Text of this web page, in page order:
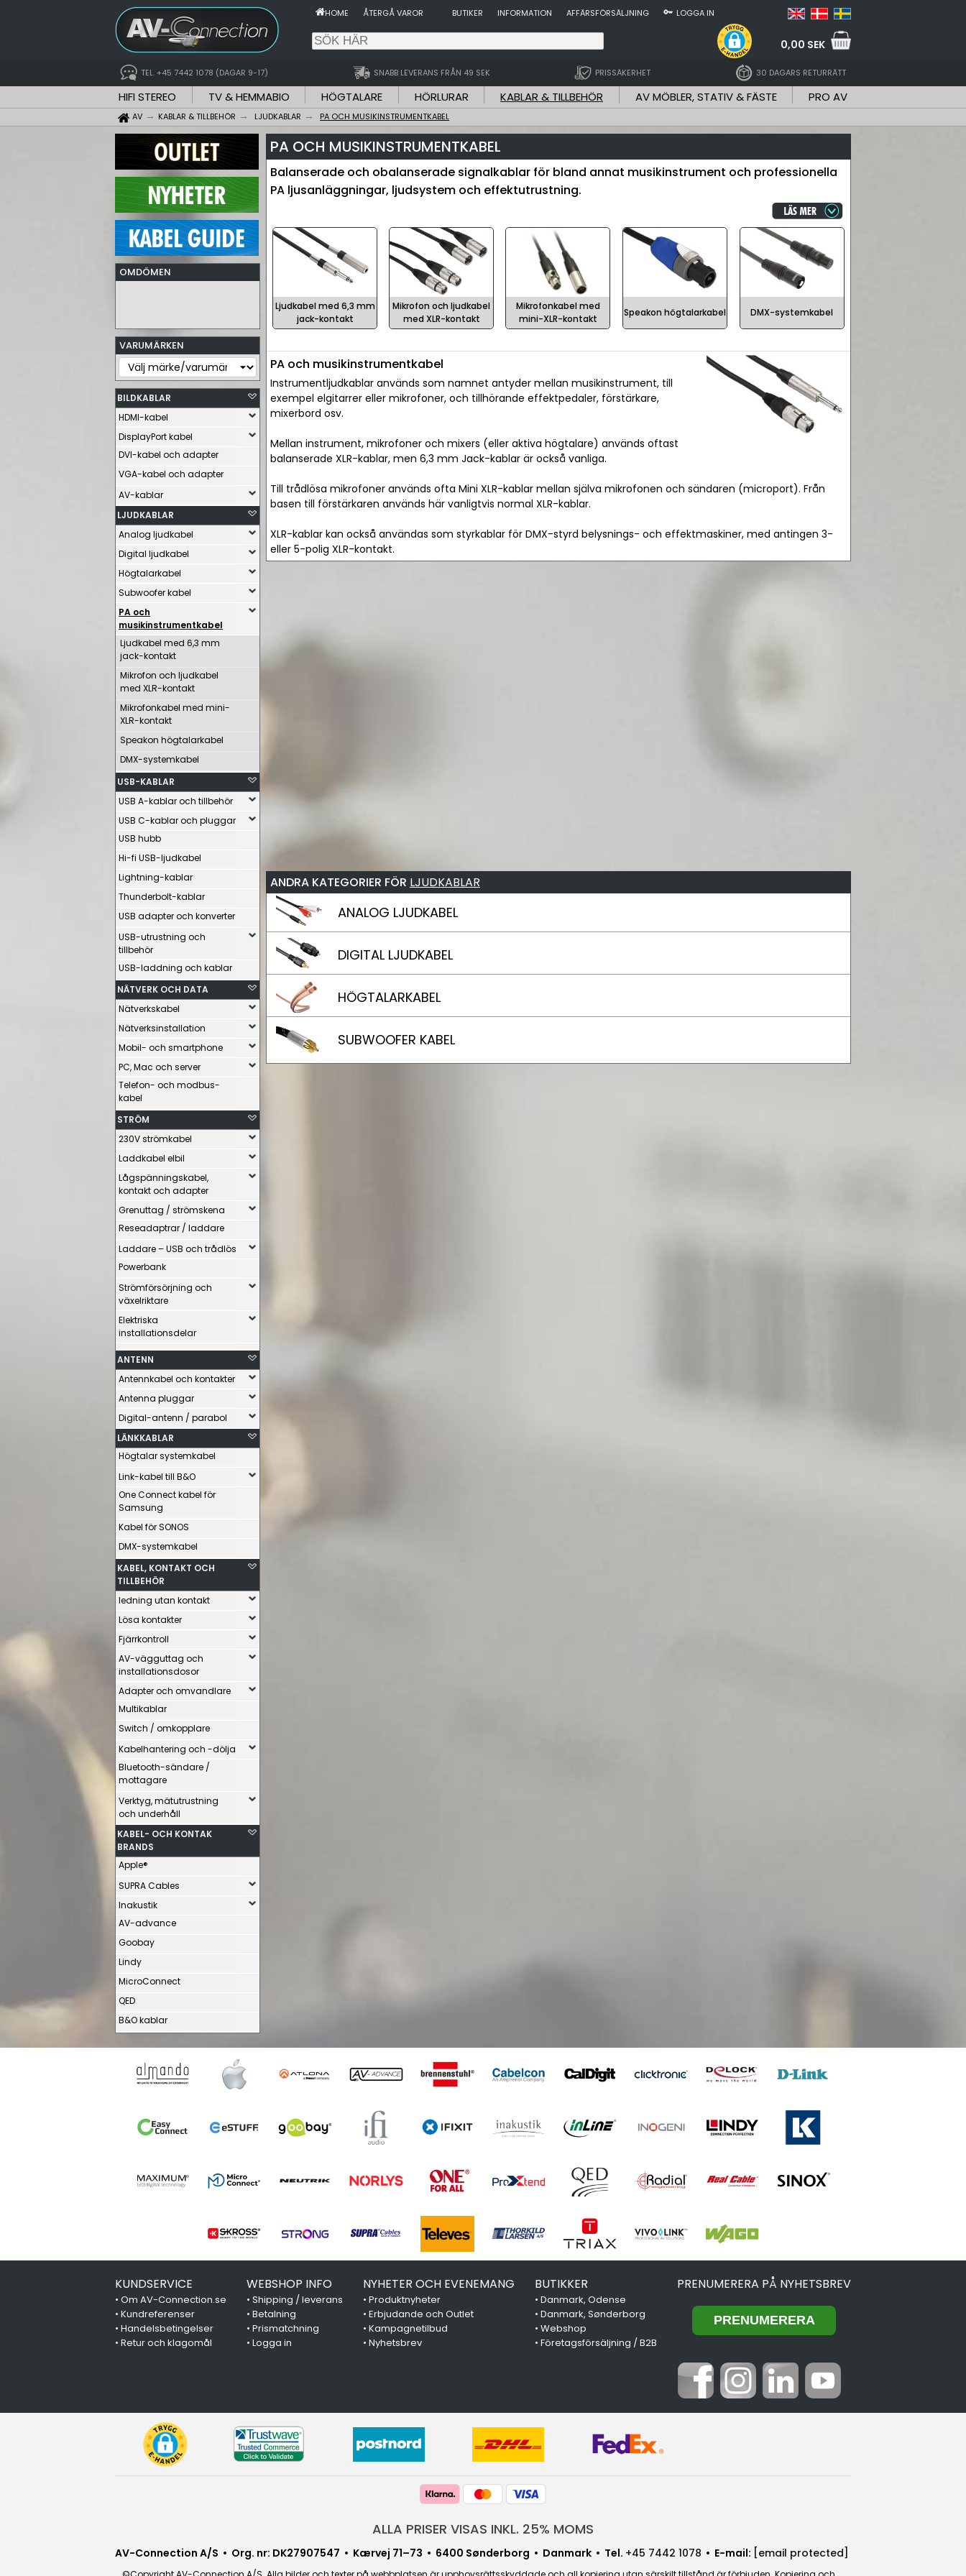
HOME ÅTERGÅ VAROR BUTIKER INFORMATION AFFÄRSFÖRSÄLJNING LOGGA IN
0,00 SEK
TEL. +45 7442 1078 (DAGAR 9-17) SNABB LEVERANS FRÅN 49 SEK PRISSÄKERHET 30 DAGARS RETURRÄTT
HIFI STEREO TV & HEMMABIO HÖGTALARE HÖRLURAR KABLAR & TILLBEHÖR AV MÖBLER, STATIV & FÄSTE PRO AV
AV KABLAR & TILLBEHÖR LJUDKABLAR PA OCH MUSIKINSTRUMENTKABEL
OMDÖMEN
VARUMÄRKEN
BILDKABLAR
HDMI-kabel
DisplayPort kabel
DVI-kabel och adapter
VGA-kabel och adapter
AV-kablar
LJUDKABLAR
Analog ljudkabel
Digital ljudkabel
Högtalarkabel
Subwoofer kabel
PA och
musikinstrumentkabel
Ljudkabel med 6,3 mm
jack-kontakt
Mikrofon och ljudkabel
med XLR-kontakt
Mikrofonkabel med mini-
XLR-kontakt
Speakon högtalarkabel
DMX-systemkabel
USB-KABLAR
USB A-kablar och tillbehör
USB C-kablar och pluggar
USB hubb
Hi-fi USB-ljudkabel
Lightning-kablar
Thunderbolt-kablar
USB adapter och konverter
USB-utrustning och
tillbehör
USB-laddning och kablar
NÄTVERK OCH DATA
Nätverkskabel
Nätverksinstallation
Mobil- och smartphone
PC, Mac och server
Telefon- och modbus-
kabel
STRÖM
230V strömkabel
Laddkabel elbil
Lågspänningskabel,
kontakt och adapter
Grenuttag / strömskena
Reseadaptrar / laddare
Laddare – USB och trådlös
Powerbank
Strömförsörjning och
växelriktare
Elektriska
installationsdelar
ANTENN
Antennkabel och kontakter
Antenna pluggar
Digital-antenn / parabol
LÄNKKABLAR
Högtalar systemkabel
Link-kabel till B&O
One Connect kabel för
Samsung
Kabel för SONOS
DMX-systemkabel
KABEL, KONTAKT OCH
TILLBEHÖR
ledning utan kontakt
Lösa kontakter
Fjärrkontroll
AV-vägguttag och
installationsdosor
Adapter och omvandlare
Multikablar
Switch / omkopplare
Kabelhantering och -dölja
Bluetooth-sändare /
mottagare
Verktyg, mätutrustning
och underhåll
KABEL- OCH KONTAK
BRANDS
Apple®
SUPRA Cables
Inakustik
AV-advance
Goobay
Lindy
MicroConnect
QED
B&O kablar
PA OCH MUSIKINSTRUMENTKABEL
Balanserade och obalanserade signalkablar för bland annat musikinstrument och professionella
PA ljusanläggningar, ljudsystem och effektutrustning.
Ljudkabel med 6,3 mm
jack-kontakt
Mikrofon och ljudkabel
med XLR-kontakt
Mikrofonkabel med
mini-XLR-kontakt
Speakon högtalarkabel DMX-systemkabel
PA och musikinstrumentkabel
Instrumentljudkablar används som namnet antyder mellan musikinstrument, till
exempel elgitarrer eller mikrofoner, och tillhörande effektpedaler, förstärkare,
mixerbord osv.
Mellan instrument, mikrofoner och mixers (eller aktiva högtalare) används oftast
balanserade XLR-kablar, men 6,3 mm Jack-kablar är också vanliga.
Till trådlösa mikrofoner används ofta Mini XLR-kablar mellan själva mikrofonen och sändaren (microport). Från
basen till förstärkaren används här vanligtvis normal XLR-kablar.
XLR-kablar kan också användas som styrkablar för DMX-styrd belysnings- och effektmaskiner, med antingen 3-
eller 5-polig XLR-kontakt.
ANDRA KATEGORIER FÖR LJUDKABLAR
ANALOG LJUDKABEL
DIGITAL LJUDKABEL
HÖGTALARKABEL
SUBWOOFER KABEL
KUNDSERVICE
• Om AV-Connection.se
• Kundreferenser
• Handelsbetingelser
• Retur och klagomål
WEBSHOP INFO
• Shipping / leverans
• Betalning
• Prismatchning
• Logga in
NYHETER OCH EVENEMANG
• Produktnyheter
• Erbjudande och Outlet
• Kampagnetilbud
• Nyhetsbrev
BUTIKKER
• Danmark, Odense
• Danmark, Sønderborg
• Webshop
• Företagsförsäljning / B2B
PRENUMERERA PÅ NYHETSBREV
ALLA PRISER VISAS INKL. 25% MOMS
AV-Connection A/S • Org. nr: DK27907547 • Kærvej 71–73 • 6400 Sønderborg • Danmark • Tel. +45 7442 1078 • E-mail: [email protected]